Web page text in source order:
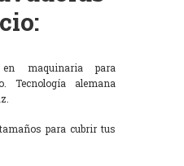
maquinaria para
Tecnología alemana
para cubrir tus